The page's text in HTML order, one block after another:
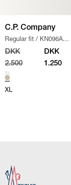
C.P. Company
Regular fit / KN096A
110560A STRIK / SAND
DKK
2.500
DKK
1.250
XL